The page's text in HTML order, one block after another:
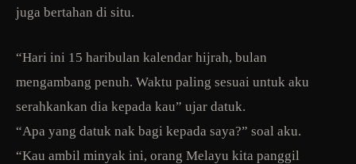
juga bertahan di situ.
“Hari ini 15 haribulan kalendar hijrah, bulan
mengambang penuh. Waktu paling sesuai untuk aku
serahkankan dia kepada kau” ujar datuk.
“Apa yang datuk nak bagi kepada saya?” soal aku.
“Kau ambil minyak ini, orang Melayu kita panggil